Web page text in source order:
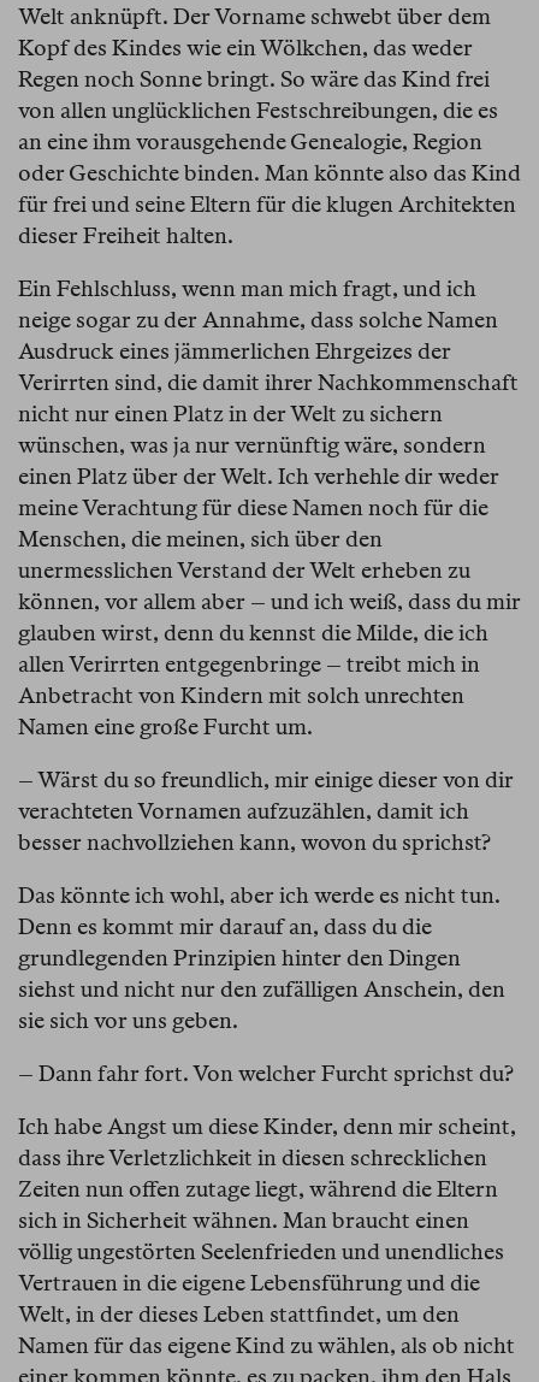
Welt anknüpft. Der Vorname schwebt über dem
Kopf des Kindes wie ein Wölkchen, das weder
Regen noch Sonne bringt. So wäre das Kind frei
von allen unglücklichen Festschreibungen, die es
an eine ihm vorausgehende Genealogie, Region
oder Geschichte binden. Man könnte also das Kind
für frei und seine Eltern für die klugen Architekten
dieser Freiheit halten.
Ein Fehlschluss, wenn man mich fragt, und ich
neige sogar zu der Annahme, dass solche Namen
Ausdruck eines jämmerlichen Ehrgeizes der
Verirrten sind, die damit ihrer Nachkommenschaft
nicht nur einen Platz in der Welt zu sichern
wünschen, was ja nur vernünftig wäre, sondern
einen Platz über der Welt. Ich verhehle dir weder
meine Verachtung für diese Namen noch für die
Menschen, die meinen, sich über den
unermesslichen Verstand der Welt erheben zu
können, vor allem aber – und ich weiß, dass du mir
glauben wirst, denn du kennst die Milde, die ich
allen Verirrten entgegenbringe – treibt mich in
Anbetracht von Kindern mit solch unrechten
Namen eine große Furcht um.
– Wärst du so freundlich, mir einige dieser von dir
verachteten Vornamen aufzuzählen, damit ich
besser nachvollziehen kann, wovon du sprichst?
Das könnte ich wohl, aber ich werde es nicht tun.
Denn es kommt mir darauf an, dass du die
grundlegenden Prinzipien hinter den Dingen
siehst und nicht nur den zufälligen Anschein, den
sie sich vor uns geben.
– Dann fahr fort. Von welcher Furcht sprichst du?
Ich habe Angst um diese Kinder, denn mir scheint,
dass ihre Verletzlichkeit in diesen schrecklichen
Zeiten nun offen zutage liegt, während die Eltern
sich in Sicherheit wähnen. Man braucht einen
völlig ungestörten Seelenfrieden und unendliches
Vertrauen in die eigene Lebensführung und die
Welt, in der dieses Leben stattfindet, um den
Namen für das eigene Kind zu wählen, als ob nicht
einer kommen könnte, es zu packen, ihm den Hals